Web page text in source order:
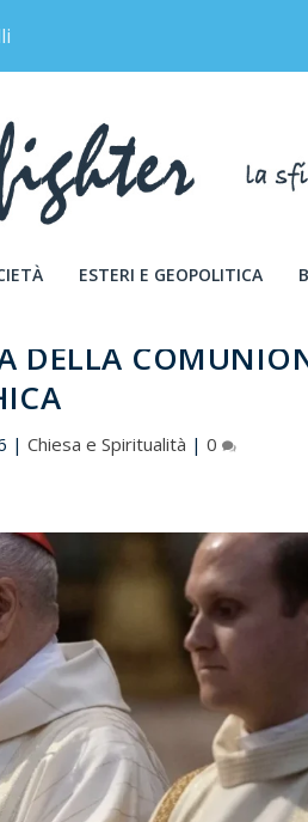
ESTERI E GEOPOLITICA
DELLA
|Chiesa e Spiritualità |0